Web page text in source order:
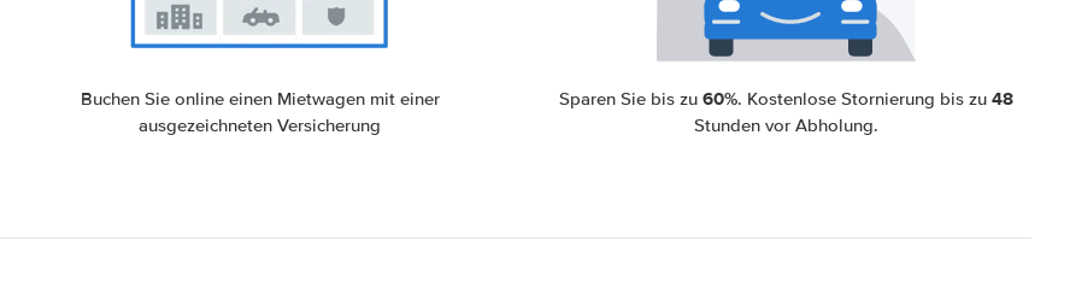
Buchen Sie online einen Mietwagen mit einer
ausgezeichneten Versicherung
Sparen Sie bis zu60%. Kostenlose Stornierung bis zu48
Stunden vor Abholung.